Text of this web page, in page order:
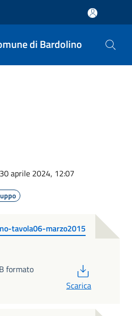
di Bardolino
aprile 2024, 12:07
tavola06-marzo2015
formato
Scarica